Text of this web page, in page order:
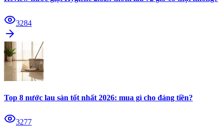
3284
Top 8 nước lau sàn tốt nhất 2026: mua gì cho đáng tiền?
3277